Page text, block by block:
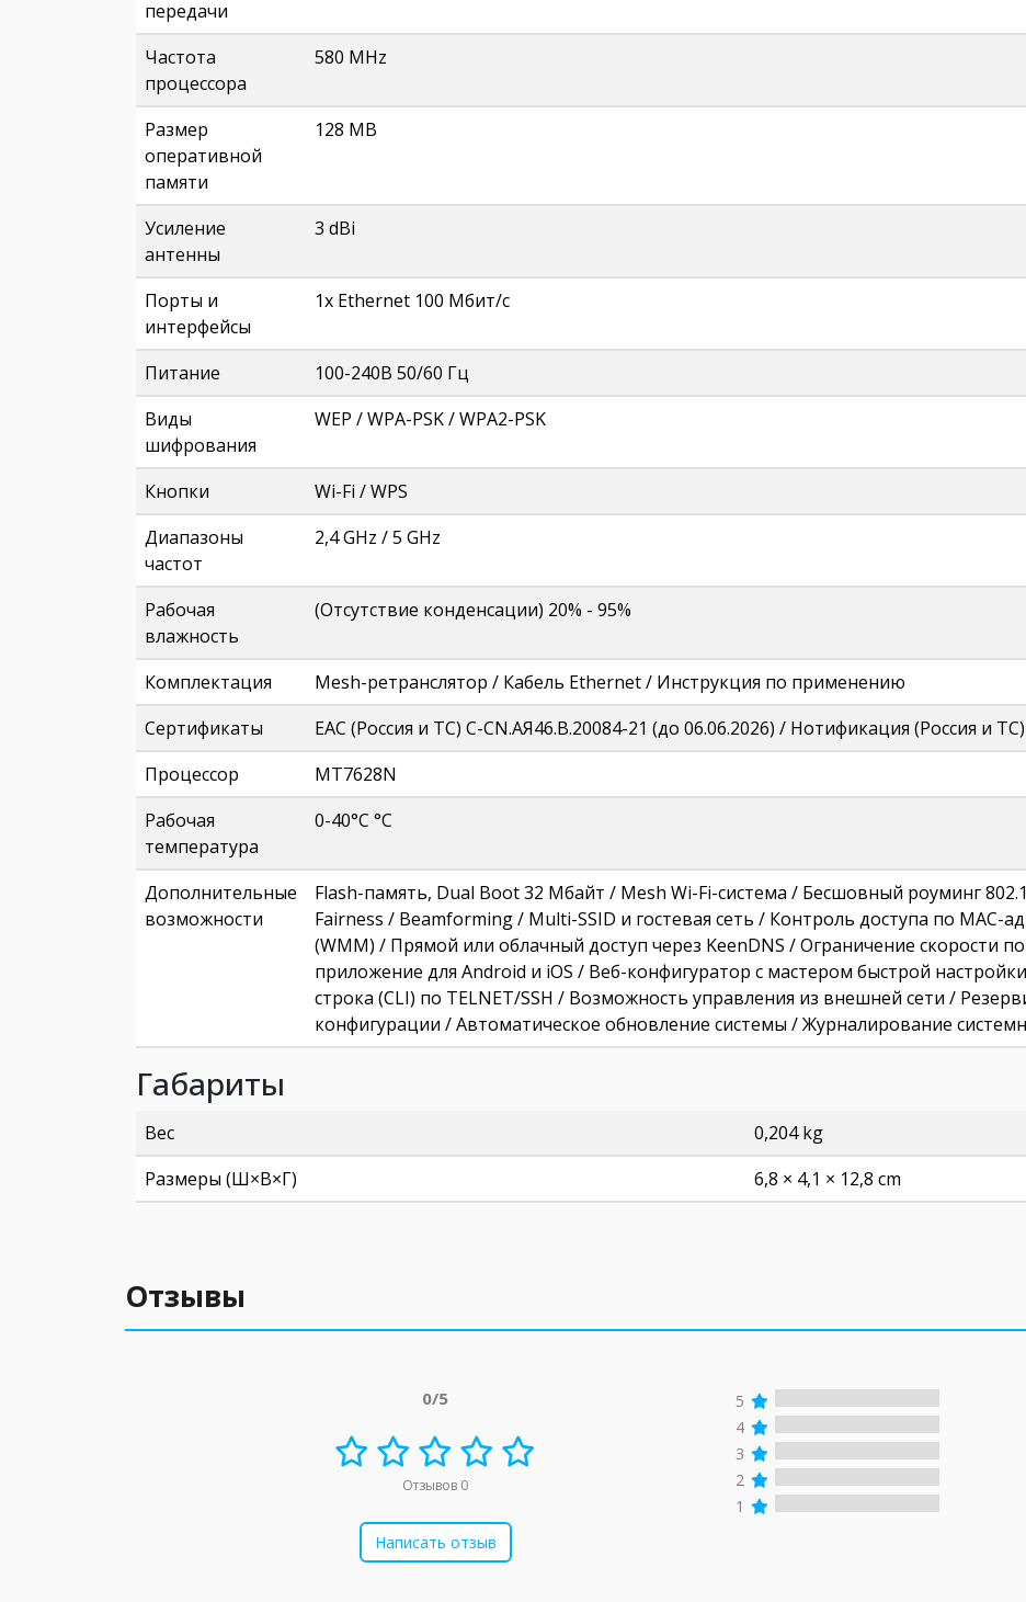
передачи
Частота
процессора
580 MHz
Размер
оперативной
памяти
128 MB
Усиление
антенны
3 dBi
Порты и
интерфейсы
1x Ethernet 100 Мбит/с
Питание
100-240В 50/60 Гц
Виды
шифрования
WEP / WPA-PSK / WPA2-PSK
Кнопки
Wi-Fi / WPS
Диапазоны
частот
2,4 GHz / 5 GHz
Рабочая
влажность
(Отсутствие конденсации) 20% - 95%
Комплектация
Mesh-ретранслятор / Кабель Ethernet / Инструкция по применению
Сертификаты
EAC (Россия и ТС) С-CN.АЯ46.В.20084-21 (до 06.06.2026) / Нотификация (Россия и
Процессор
MT7628N
Рабочая
температура
0-40°С °C
Дополнительные
возможности
Flash-память, Dual Boot 32 Мбайт / Mesh Wi-Fi-система / Бесшовный роуминг
Fairness / Beamforming / Multi-SSID и гостевая сеть / Контроль доступа по МАС-
(WMM) / Прямой или облачный доступ через KeenDNS / Ограничение скорости
приложение для Android и iOS / Веб-конфигуратор с мастером быстрой
строка (CLI) по TELNET/SSH / Возможность управления из внешней сети /
конфигурации / Автоматическое обновление системы / Журналирование
Габариты
Вес
0,204 kg
Размеры (Ш×В×Г)
6,8 × 4,1 × 12,8 cm
Отзывы
0/5
Отзывов 0
Написать отзыв
5
4
3
2
1